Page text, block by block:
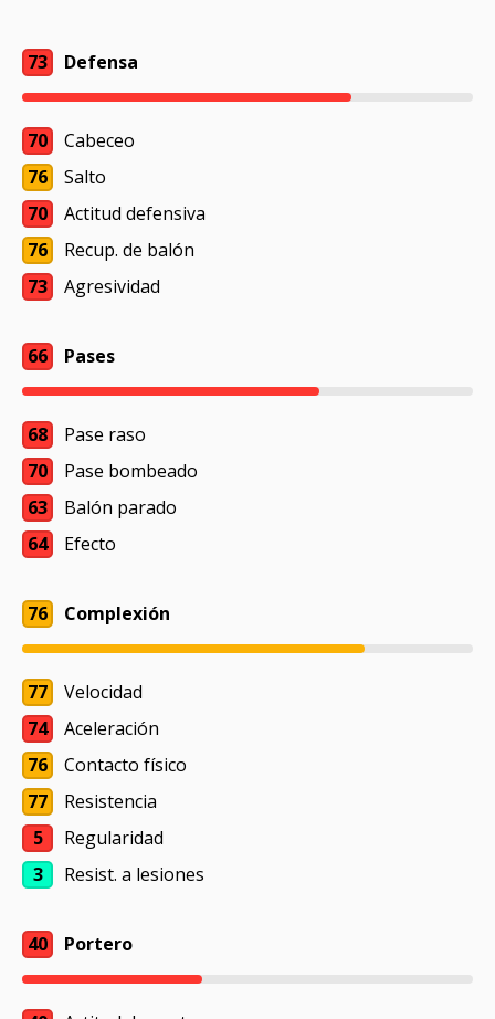
73 Defensa
70
Cabeceo
76
Salto
70
Actitud defensiva
76
Recup. de balón
73
Agresividad
66 Pases
68
Pase raso
70
Pase bombeado
63
Balón parado
64
Efecto
76 Complexión
77
Velocidad
74
Aceleración
76
Contacto físico
77
Resistencia
5
Regularidad
3
Resist. a lesiones
40 Portero